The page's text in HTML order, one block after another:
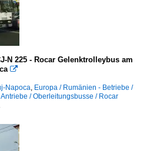
N 225 - Rocar Gelenktrolleybus am

Napoca, Europa / Rumänien - Betriebe /
/ Oberleitungsbusse / Rocar